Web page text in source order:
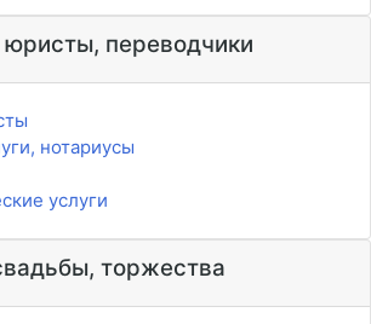
переводчики
нотариусы
услуги
торжества